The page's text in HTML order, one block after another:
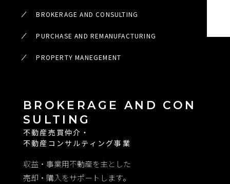
CONTACT
RECRUIT
BROKERAGE AND CONSULTING
PURCHASE AND REMANUFACTURING
PROPERTY MANEGEMENT
BROKERAGE AND CON
SULTING
不動産売買仲介・
不動産コンサルティング事業
収益・事業用不動産を主とした
売却・購入をサポートします。